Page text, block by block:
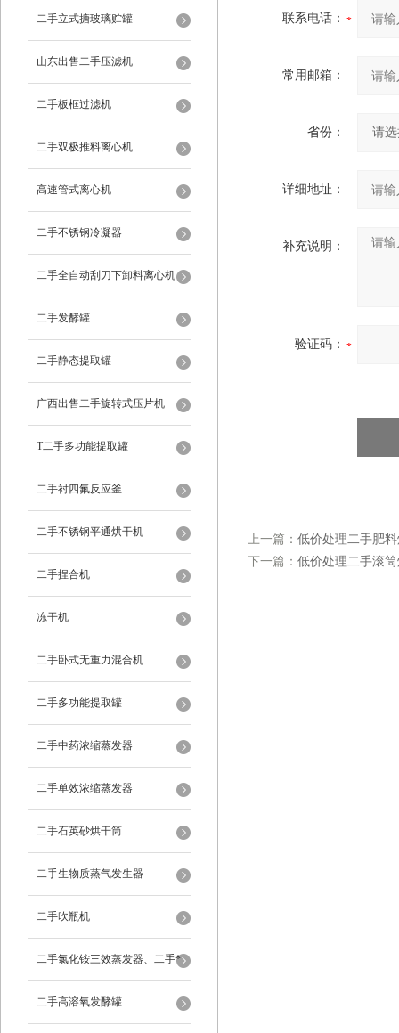
二手立式搪玻璃贮罐
山东出售二手压滤机
二手板框过滤机
二手双极推料离心机
高速管式离心机
二手不锈钢冷凝器
二手全自动刮刀下卸料离心机
二手发酵罐
二手静态提取罐
广西出售二手旋转式压片机
T二手多功能提取罐
二手衬四氟反应釜
二手不锈钢平通烘干机
二手捏合机
冻干机
二手卧式无重力混合机
二手多功能提取罐
二手中药浓缩蒸发器
二手单效浓缩蒸发器
二手石英砂烘干筒
二手生物质蒸气发生器
二手吹瓶机
二手氯化铵三效蒸发器、二手*
蒸发器
二手高溶氧发酵罐
联系电话：
常用邮箱：
省份：
详细地址：
补充说明：
验证码：
上一篇： 低价处理二手肥
下一篇： 低价处理二手滚